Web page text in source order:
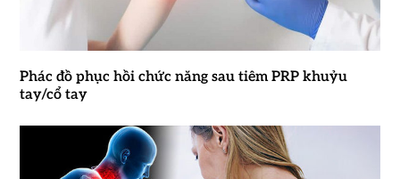
Phác đồ phục hồi chức năng sau tiêm PRP khuỷu
tay/cổ tay